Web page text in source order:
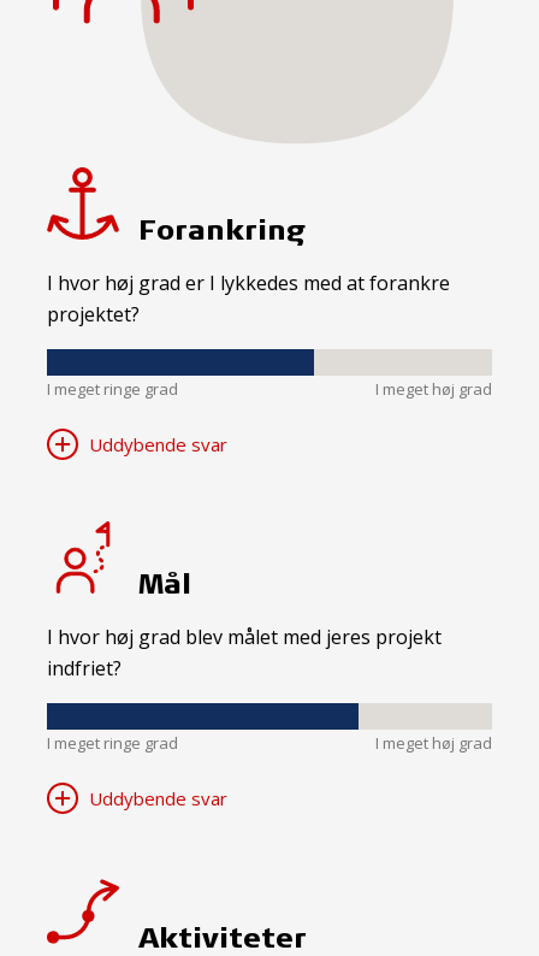
Forankring
I hvor høj grad er I lykkedes med at forankre
projektet?
I meget ringe grad I meget høj grad
Uddybende svar
Mål
I hvor høj grad blev målet med jeres projekt
indfriet?
I meget ringe grad I meget høj grad
Uddybende svar
Aktiviteter